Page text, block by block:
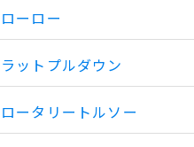
ローロー
ラットプルダウン
ロータリートルソー